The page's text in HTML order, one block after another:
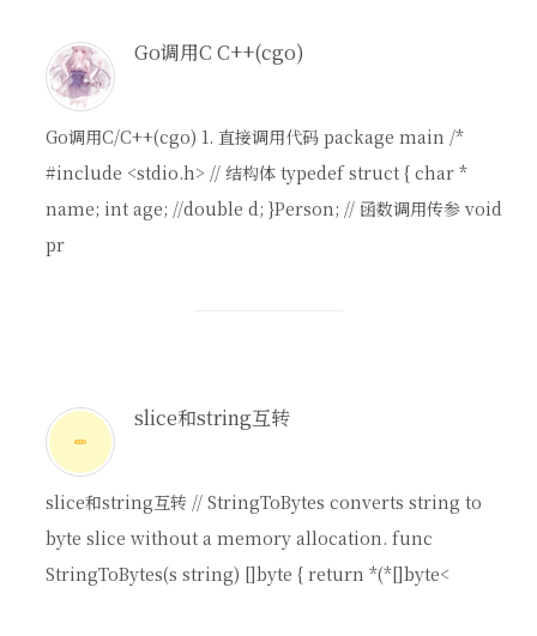
Go调用C C++(cgo)
Go调用C/C++(cgo) 1. 直接调用代码 package main /*
#include <stdio.h> // 结构体 typedef struct { char *
name; int age; //double d; }Person; // 函数调用传参 void
pr
slice和string互转
slice和string互转 // StringToBytes converts string to
byte slice without a memory allocation. func
StringToBytes(s string) []byte { return *(*[]byte<